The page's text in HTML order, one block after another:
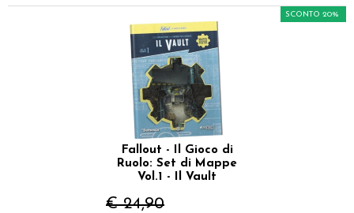
Fallout - Il Gioco di
Ruolo: Set di Mappe
Vol.1 - Il Vault
€ 24,90
SCONTO 20%